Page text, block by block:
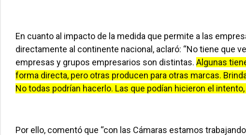
En cuanto al impacto de la medida que permite a las
directamente al continente nacional, aclaró: “No tiene que
empresas y grupos empresarios son distintas. Algunas
forma directa, pero otras producen para otras marcas.
No todas podrían hacerlo. Las que podían hicieron el
Por ello, comentó que “con las Cámaras estamos